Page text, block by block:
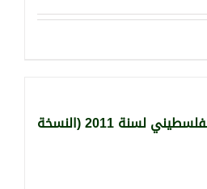
التقرير الاستراتيجي الفلسطيني لسنة 2011 (النسخة